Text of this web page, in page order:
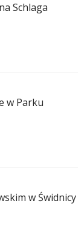
Schlaga
w Parku
w Świdnicy